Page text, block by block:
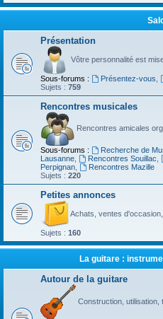
Présentation
Vôtre personnalité est
Sous-forums : Présentez-vous
Sujets : 759
Rencontres musicales
Rencontres amicales
Sous-forums : Recherche de
Lausanne
Rencontres Souillac
Perpignan
Rencontres Mazille
Sujets : 220
Petites annonces
Achats, ventes d'occasion,
Sujets : 160
La guitare :
Autour de la guitare
Construction, utilisation,